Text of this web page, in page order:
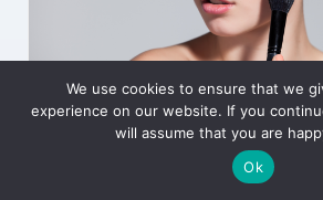
5 บรัชออนสีชมพูคุณหนู
We use cookies to ensure that we
experience on our website. If you
will assume that you are
Ok